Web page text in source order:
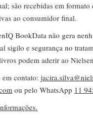
são recebidas em
ao consumidor final.
BookData não gera
sigilo e segurança no
podem aderir ao
em contato:
ou pelo WhatsApp 11